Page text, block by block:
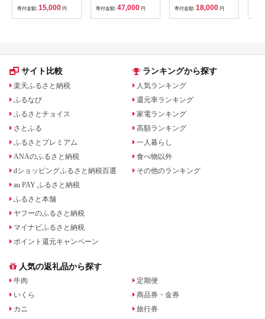
グ/ノイキャン/外音取
り込み/マイク付き
【カラー選択可】
寄付金額: 15,000 円 寄付金額: 47,000 円 寄付金額: 18,000 円
サイト比較
楽天ふるさと納税
ふるなび
ふるさとチョイス
さとふる
ふるさとプレミアム
ANAのふるさと納税
dショッピングふるさと納税百選
au PAY ふるさと納税
ふるさと本舗
ヤフーのふるさと納税
マイナビふるさと納税
ポイント還元キャンペーン
ランキングから探す
人気ランキング
還元率ランキング
家電ランキング
高額ランキング
一人暮らし
食べ物以外
その他のランキング
人気の返礼品から探す
牛肉
いくら
カニ
定期便
商品券・金券
旅行券